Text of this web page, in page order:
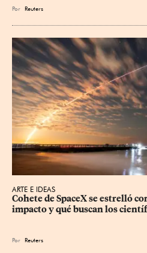
Por Reuters
ARTE E IDEAS
Cohete de SpaceX se estrelló
impacto y qué buscan los
Por Reuters